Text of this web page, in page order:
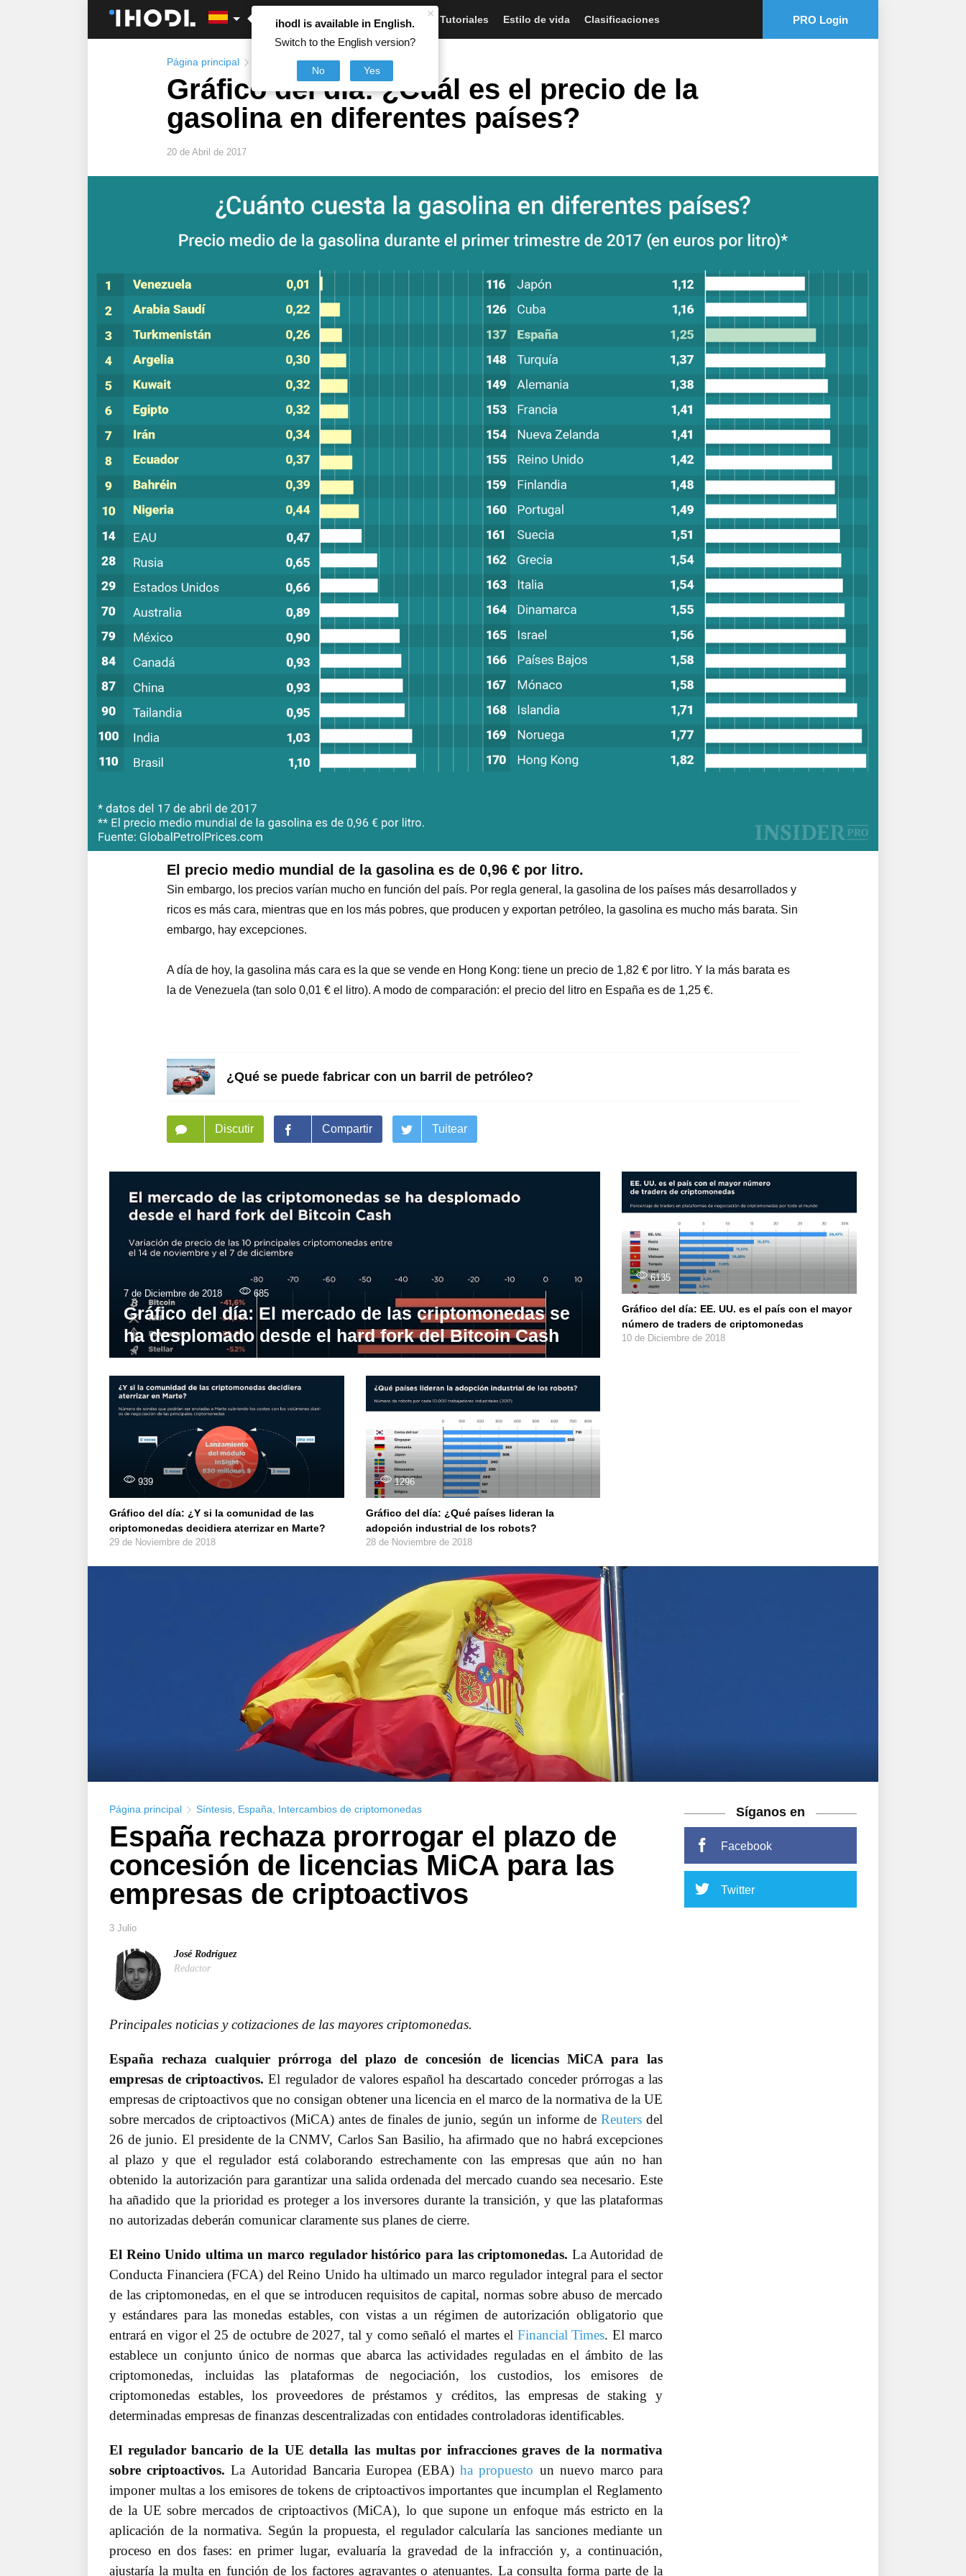
×
ihodl is available in English.
Switch to the English version?
No Yes
Artículos Noticias Tutoriales Estilo de vida Clasificaciones PRO Login
Página principal Infografía,Petróleo
Gráfico del día: ¿Cuál es el precio de la
gasolina en diferentes países?
20 de Abril de 2017
El precio medio mundial de la gasolina es de 0,96 € por litro.
Sin embargo, los precios varían mucho en función del país. Por regla general, la gasolina de los países más desarrollados y
ricos es más cara, mientras que en los más pobres, que producen y exportan petróleo, la gasolina es mucho más barata. Sin
embargo, hay excepciones.
A día de hoy, la gasolina más cara es la que se vende en Hong Kong: tiene un precio de 1,82 € por litro. Y la más barata es
la de Venezuela (tan solo 0,01 € el litro). A modo de comparación: el precio del litro en España es de 1,25 €.
¿Qué se puede fabricar con un barril de petróleo?
Discutir Compartir Tuitear
7 de Diciembre de 2018 685
Gráfico del día: El mercado de las criptomonedas se
ha desplomado desde el hard fork del Bitcoin Cash
6135
Gráfico del día: EE. UU. es el país con el mayor
número de traders de criptomonedas
10 de Diciembre de 2018
939
Gráfico del día: ¿Y si la comunidad de las
criptomonedas decidiera aterrizar en Marte?
29 de Noviembre de 2018
1296
Gráfico del día: ¿Qué países lideran la
adopción industrial de los robots?
28 de Noviembre de 2018
Página principal Síntesis España Intercambios de criptomonedas
España rechaza prorrogar el plazo de
concesión de licencias MiCA para las
empresas de criptoactivos
3 Julio
José Rodríguez
Redactor
Principales noticias y cotizaciones de las mayores criptomonedas.
España rechaza cualquier prórroga del plazo de concesión de licencias MiCA para las
empresas de criptoactivos. El regulador de valores español ha descartado conceder prórrogas a las
empresas de criptoactivos que no consigan obtener una licencia en el marco de la normativa de la UE
sobre mercados de criptoactivos (MiCA) antes de finales de junio, según un informe de Reuters del
26 de junio. El presidente de la CNMV, Carlos San Basilio, ha afirmado que no habrá excepciones
al plazo y que el regulador está colaborando estrechamente con las empresas que aún no han
obtenido la autorización para garantizar una salida ordenada del mercado cuando sea necesario. Este
ha añadido que la prioridad es proteger a los inversores durante la transición, y que las plataformas
no autorizadas deberán comunicar claramente sus planes de cierre.
El Reino Unido ultima un marco regulador histórico para las criptomonedas. La Autoridad de
Conducta Financiera (FCA) del Reino Unido ha ultimado un marco regulador integral para el sector
de las criptomonedas, en el que se introducen requisitos de capital, normas sobre abuso de mercado
y estándares para las monedas estables, con vistas a un régimen de autorización obligatorio que
entrará en vigor el 25 de octubre de 2027, tal y como señaló el martes el Financial Times. El marco
establece un conjunto único de normas que abarca las actividades reguladas en el ámbito de las
criptomonedas, incluidas las plataformas de negociación, los custodios, los emisores de
criptomonedas estables, los proveedores de préstamos y créditos, las empresas de staking y
determinadas empresas de finanzas descentralizadas con entidades controladoras identificables.
El regulador bancario de la UE detalla las multas por infracciones graves de la normativa
sobre criptoactivos. La Autoridad Bancaria Europea (EBA)ha propuesto un nuevo marco para
imponer multas a los emisores de tokens de criptoactivos importantes que incumplan el Reglamento
de la UE sobre mercados de criptoactivos (MiCA), lo que supone un enfoque más estricto en la
aplicación de la normativa. Según la propuesta, el regulador calcularía las sanciones mediante un
proceso en dos fases: en primer lugar, evaluaría la gravedad de la infracción y, a continuación,
ajustaría la multa en función de los factores agravantes o atenuantes. La consulta forma parte de la
Síganos en
Facebook
Twitter